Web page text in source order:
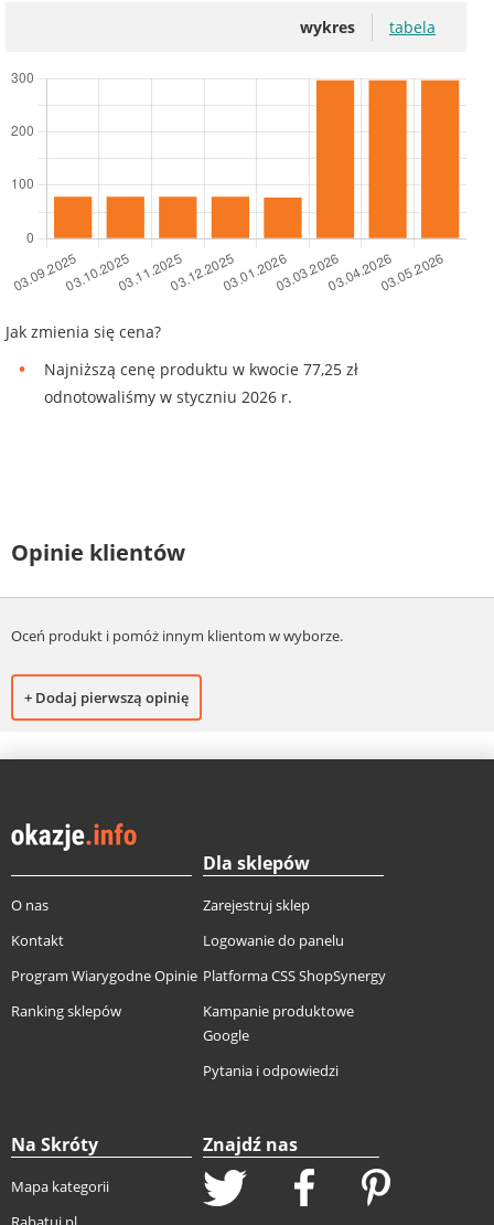
wykres tabela
Jak zmienia się cena?
Najniższą cenę produktu w kwocie 77,25 zł
odnotowaliśmy w styczniu 2026 r.
Opinie klientów
Oceń produkt i pomóż innym klientom w wyborze.
+ Dodaj pierwszą opinię
O nas
Kontakt
Program Wiarygodne Opinie
Ranking sklepów
Dla sklepów
Zarejestruj sklep
Logowanie do panelu
Platforma CSS ShopSynergy
Kampanie produktowe
Google
Pytania i odpowiedzi
Na Skróty
Mapa kategorii
Znajdź nas